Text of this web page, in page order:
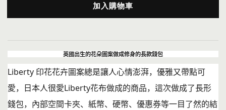
加入購物車
英國出生的花朵圖案做成修身的長款錢包
Liberty 印花花卉圖案總是讓人心情澎湃，優雅又帶點可
愛， 日本人很愛Liberty花布做成的商品，這次做成了長形
錢包，內部空間卡夾、紙幣、硬幣、優惠券等一目了然的結